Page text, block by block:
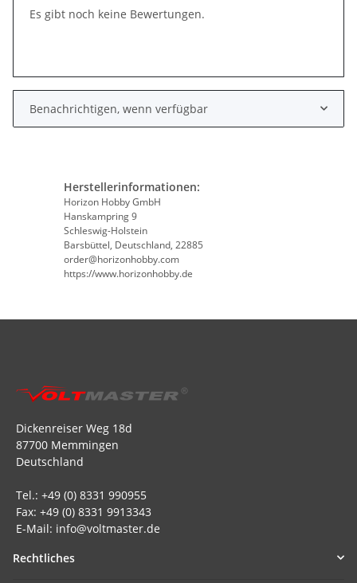
Es gibt noch keine Bewertungen.
Benachrichtigen, wenn verfügbar
Herstellerinformationen:
Horizon Hobby GmbH
Hanskampring 9
Schleswig-Holstein
Barsbüttel, Deutschland, 22885
order@horizonhobby.com
https://www.horizonhobby.de
Dickenreiser Weg 18d
87700 Memmingen
Deutschland
Tel.: +49 (0) 8331 990955
Fax: +49 (0) 8331 9913343
E-Mail: info@voltmaster.de
Rechtliches